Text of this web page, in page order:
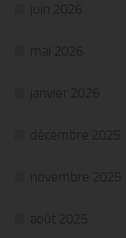
juin 2026
mai 2026
janvier 2026
décembre 2025
novembre 2025
août 2025